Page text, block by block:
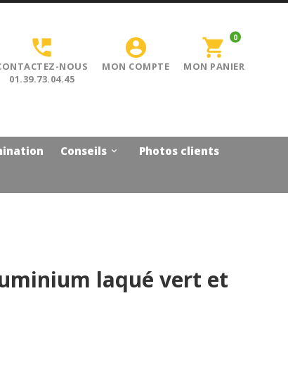

NOUS
01.39.73.04.45

MON COMPTE
shopping_cart
MON PANIER
0

Conseils
Photos clients
laqué vert et